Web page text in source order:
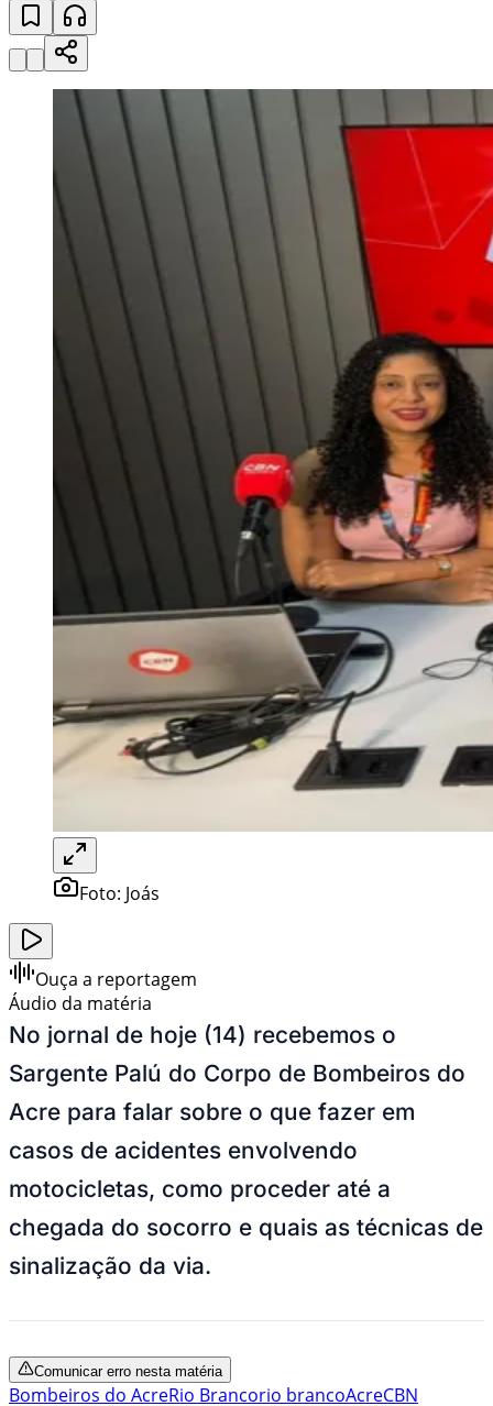
Foto: Joás
Ouça a reportagem
Áudio da matéria
No jornal de hoje (14) recebemos o
Sargente Palú do Corpo de Bombeiros do
Acre para falar sobre o que fazer em
casos de acidentes envolvendo
motocicletas, como proceder até a
chegada do socorro e quais as técnicas de
sinalização da via.
Comunicar erro nesta matéria
Bombeiros do AcreRio Brancorio brancoAcreCBN